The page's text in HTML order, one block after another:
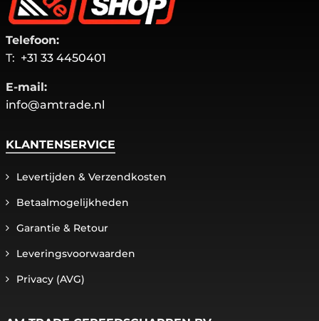
Telefoon:
T: +31 33 4450401
E-mail:
info@amtrade.nl
KLANTENSERVICE
Levertijden & Verzendkosten
Betaalmogelijkheden
Garantie & Retour
Leveringsvoorwaarden
Privacy (AVG)